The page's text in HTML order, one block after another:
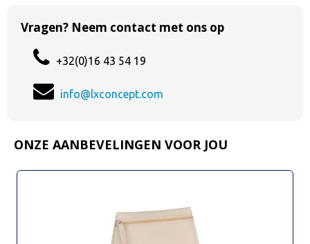
Vragen? Neem contact met ons op
+32(0)16 43 54 19
info@lxconcept.com
ONZE AANBEVELINGEN VOOR JOU